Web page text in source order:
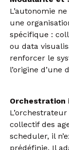
L’autonomie
une
spécifique :
ou data
renforcer le
l’origine d’une
Orchestration
collectif des
scheduler, il
prédéfinie. Il